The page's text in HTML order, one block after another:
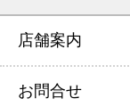
店舗案内
お問合せ